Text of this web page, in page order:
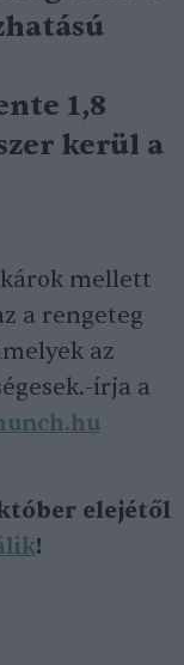
1,8
kerül a
mellett
a rengeteg
az
írja a
elejétől
!